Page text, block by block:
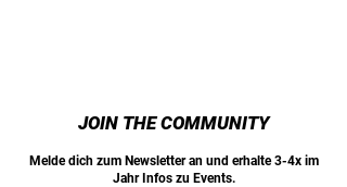
JOIN THE COMMUNITY
Melde dich zum Newsletter an und erhalte 3-4x im
Jahr Infos zu Events.